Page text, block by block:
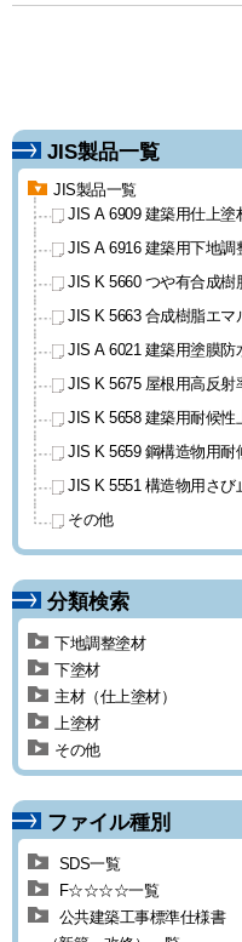
JIS製品一覧
JIS製品一覧
JIS A 6909 建築用仕上塗
JIS A 6916 建築用下地調
JIS K 5660 つや有合成樹
JIS K 5663 合成樹脂エマ
JIS A 6021 建築用塗膜防
JIS K 5675 屋根用高反射
JIS K 5658 建築用耐候性
JIS K 5659 鋼構造物用耐
JIS K 5551 構造物用 さび
その他
分類検索
下地調整塗材
下塗材
主材（仕上塗材）
上塗材
その他
ファイル種別
SDS一覧
F☆☆☆☆一覧
公共建築工事標準仕様書